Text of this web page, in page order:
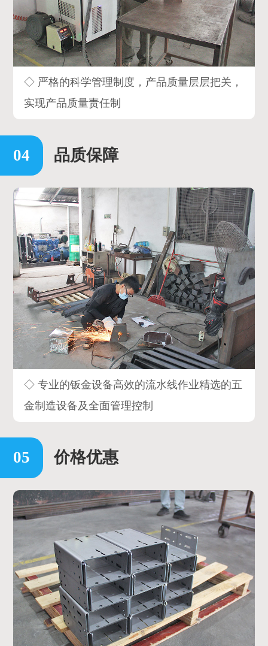
◇ 严格的科学管理制度，产品质量层层把关，
实现产品质量责任制
品质保障
◇ 专业的钣金设备高效的流水线作业精选的五
金制造设备及全面管理控制
价格优惠